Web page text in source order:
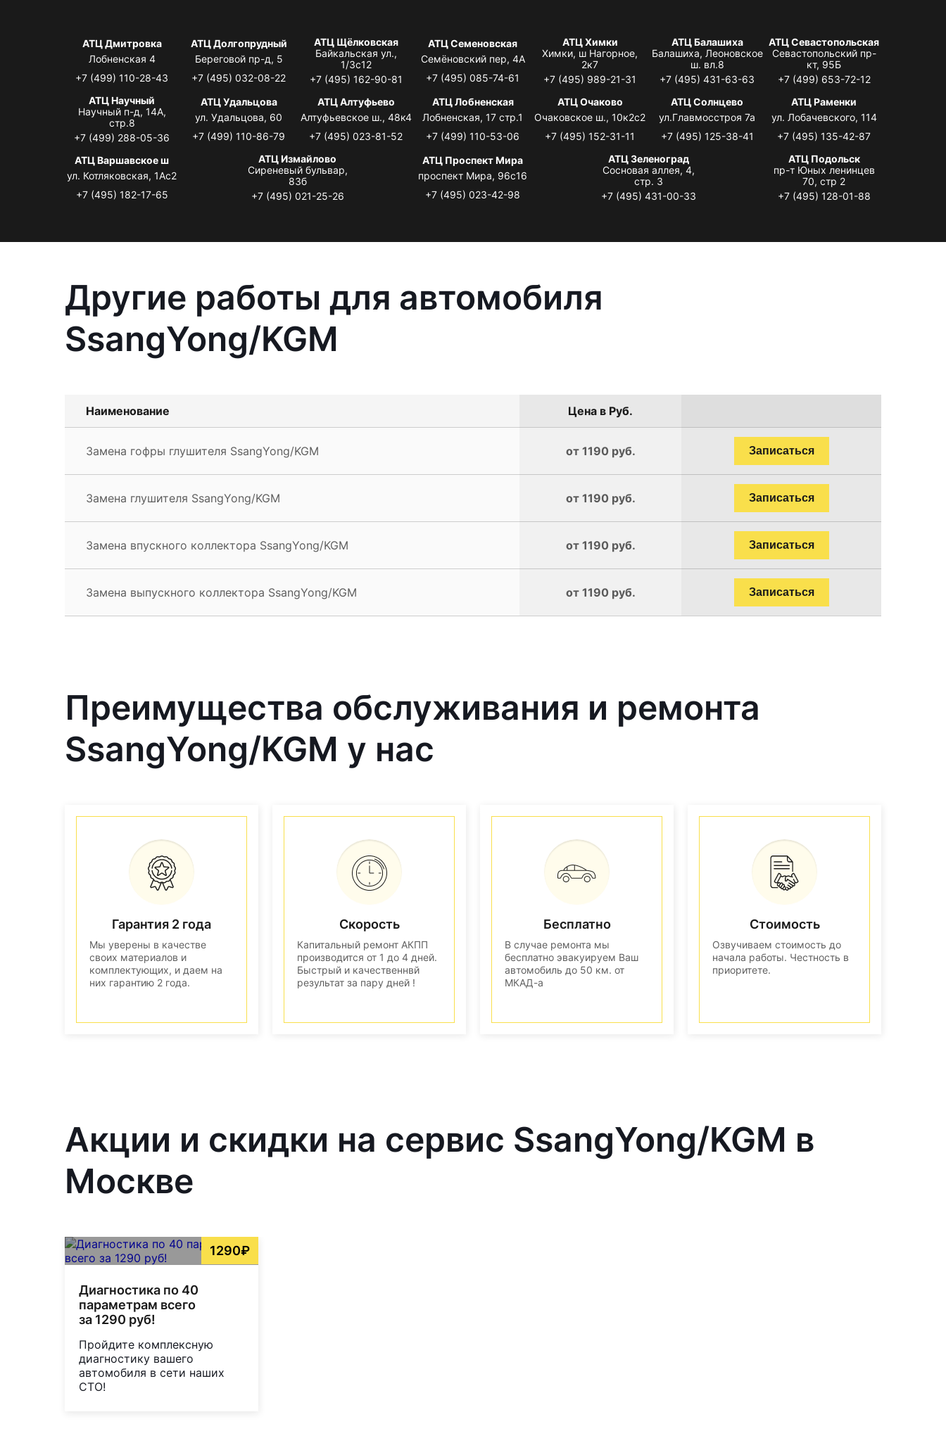
АТЦ Дмитровка
Лобненская 4
+7 (499) 110-28-43
АТЦ Долгопрудный
Береговой пр-д, 5
+7 (495) 032-08-22
АТЦ Щёлковская
Байкальская ул.,
1/3с12
+7 (495) 162-90-81
АТЦ Семеновская
Семёновский пер, 4А
+7 (495) 085-74-61
АТЦ Химки
Химки, ш Нагорное,
2к7
+7 (495) 989-21-31
АТЦ Балашиха
Балашиха, Леоновское
ш. вл.8
+7 (495) 431-63-63
АТЦ Севастопольская
Севастопольский пр-
кт, 95Б
+7 (499) 653-72-12
АТЦ Научный
Научный п-д, 14А,
стр.8
+7 (499) 288-05-36
АТЦ Удальцова
ул. Удальцова, 60
+7 (499) 110-86-79
АТЦ Алтуфьево
Алтуфьевское ш., 48к4
+7 (495) 023-81-52
АТЦ Лобненская
Лобненская, 17 стр.1
+7 (499) 110-53-06
АТЦ Очаково
Очаковское ш., 10к2с2
+7 (495) 152-31-11
АТЦ Солнцево
ул.Главмосстроя 7а
+7 (495) 125-38-41
АТЦ Раменки
ул. Лобачевского, 114
+7 (495) 135-42-87
АТЦ Варшавское ш
ул. Котляковская, 1Ас2
+7 (495) 182-17-65
АТЦ Измайлово
Сиреневый бульвар,
83б
+7 (495) 021-25-26
АТЦ Проспект Мира
проспект Мира, 96с16
+7 (495) 023-42-98
АТЦ Зеленоград
Сосновая аллея, 4,
стр. 3
+7 (495) 431-00-33
АТЦ Подольск
пр-т Юных ленинцев
70, стр 2
+7 (495) 128-01-88
Другие работы для автомобиля
SsangYong/KGM
Наименование Цена в Руб.
Замена гофры глушителя SsangYong/KGM от 1190 руб. Записаться
Замена глушителя SsangYong/KGM от 1190 руб. Записаться
Замена впускного коллектора SsangYong/KGM от 1190 руб. Записаться
Замена выпускного коллектора SsangYong/KGM от 1190 руб. Записаться
Преимущества обслуживания и ремонта
SsangYong/KGM у нас
Гарантия 2 года
Мы уверены в качестве
своих материалов и
комплектующих, и даем на
них гарантию 2 года.
Скорость
Капитальный ремонт АКПП
производится от 1 до 4 дней.
Быстрый и качественнвй
результат за пару дней !
Бесплатно
В случае ремонта мы
бесплатно эвакуируем Ваш
автомобиль до 50 км. от
МКАД-а
Стоимость
Озвучиваем стоимость до
начала работы. Честность в
приоритете.
Акции и скидки на сервис SsangYong/KGM в
Москве
1290₽
Диагностика по 40
параметрам всего
за 1290 руб!
Пройдите комплексную
диагностику вашего
автомобиля в сети наших
СТО!